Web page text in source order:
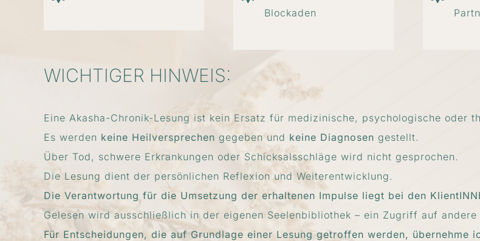
Blockaden
WICHTIGER HINWEIS:
Eine Akasha-Chronik-Lesung ist kein Ersatz für medizinische, psychologische oder
Es werden keine Heilversprechen gegeben und keine Diagnosen gestellt.
Über Tod, schwere Erkrankungen oder Schicksalsschläge wird nicht gesprochen.
Die Lesung dient der persönlichen Reflexion und Weiterentwicklung.
Die Verantwortung für die Umsetzung der erhaltenen Impulse liegt bei den
Gelesen wird ausschließlich in der eigenen Seelenbibliothek – ein Zugriff auf
Für Entscheidungen, die auf Grundlage einer Lesung getroffen werden, übernehme